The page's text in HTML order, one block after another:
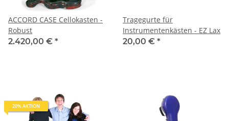
ACCORD CASE Cellokasten -
Robust
2.420,00 € *
Tragegurte für
Instrumentenkästen - EZ Lax
20,00 € *
20% AKTION